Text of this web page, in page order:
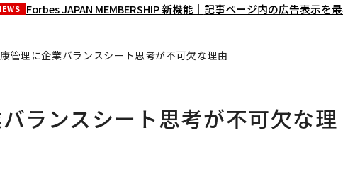
Forbes JAPAN MEMBERSHIP 新機能｜ 記事ページ内の広告表示を
管理に企業バランスシート思考が不可欠な理由
ランスシート思考が不可欠な理